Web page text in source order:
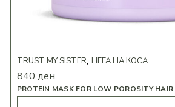
PROTEIN MASK FOR LOW POROSITY
TRUST MY SISTER НЕГА НА КОСА
840 ден